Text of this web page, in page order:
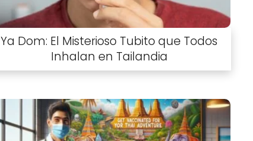
Ya Dom: El Misterioso Tubito que Todos
Inhalan en Tailandia